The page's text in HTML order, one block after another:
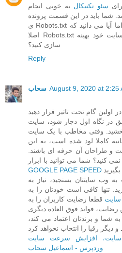
سئو تکنیکال به خوبی انجام
شما باید در این قسمت پرونده
ی Robots.txt سایت خود را بهینه سازی کنید، اما آیا می دانید که
اصلا Robots.txt چیست و چرا باید آن را برای سایت خود بهینه
سازی کنید؟
Reply
سحاب August 9, 2020 at 2:25
گام تحت تاثیر قرار دهید
در نگاه اول دچار شود، سایت
وقتی مخاطب با یک سایت
شود که در کم تر از ۵ ثانیه کاملا لود شده است، به این
و طراحان آن حرفه ای باشند.
GOOGLE PAGE SPEED
وب سایتتان بسنجید، نیاز به
تنها کافی است خودتان را به
قطعا رضایت کاربران را به
رضایت، فواید فوق العاده دیگری
و برندتان اعتماد می کند،
افزایش سرعت سایت
وردپرس - اسماعیل سحاب